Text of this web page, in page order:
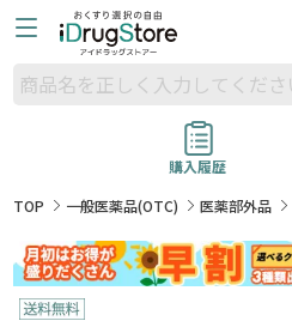
購入履歴
TOP
一般医薬品(OTC) 医薬部外品